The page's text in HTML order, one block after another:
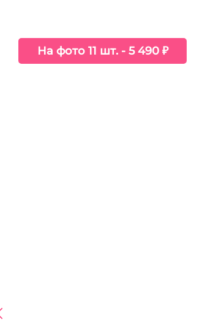
На фото 11 шт. - 5 490 ₽